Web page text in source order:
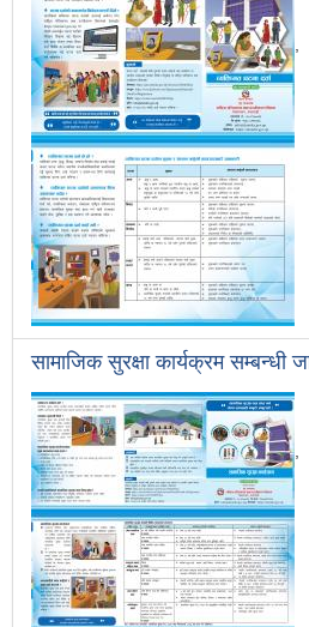
सामाजिक सुरक्षा कार्यक्रम सम्बन्धी
,